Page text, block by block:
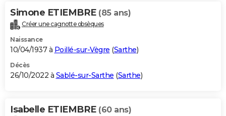
Simone ETIEMBRE (85 ans)
Créer une cagnotte obsèques
Naissance
10/04/1937 à Poillé-sur-Vègre (Sarthe)
Décès
26/10/2022 à Sablé-sur-Sarthe (Sarthe)
Isabelle ETIEMBRE (60 ans)